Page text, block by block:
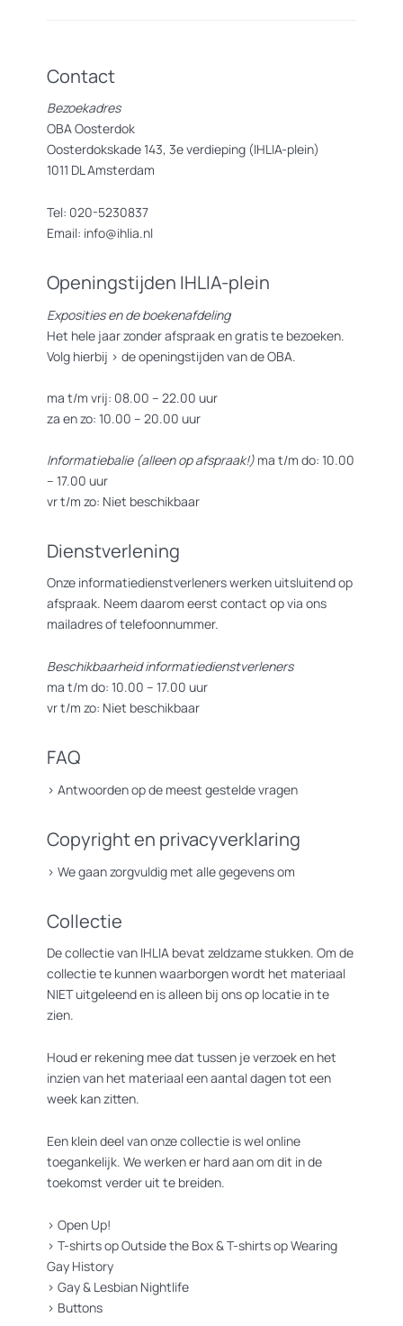
Contact
Bezoekadres
OBA Oosterdok
Oosterdokskade 143, 3e verdieping (IHLIA-plein)
1011 DL Amsterdam
Tel: 020-5230837
Email: info@ihlia.nl
Openingstijden IHLIA-plein
Exposities en de boekenafdeling
Het hele jaar zonder afspraak en gratis te bezoeken.
Volg hierbij > de openingstijden van de OBA.
ma t/m vrij: 08.00 – 22.00 uur
za en zo: 10.00 – 20.00 uur
Informatiebalie (alleen op afspraak!) ma t/m do: 10.00
– 17.00 uur
vr t/m zo: Niet beschikbaar
Dienstverlening
Onze informatiedienstverleners werken uitsluitend op
afspraak. Neem daarom eerst contact op via ons
mailadres of telefoonnummer.
Beschikbaarheid informatiedienstverleners
ma t/m do: 10.00 – 17.00 uur
vr t/m zo: Niet beschikbaar
FAQ
> Antwoorden op de meest gestelde vragen
Copyright en privacyverklaring
> We gaan zorgvuldig met alle gegevens om
Collectie
De collectie van IHLIA bevat zeldzame stukken. Om de
collectie te kunnen waarborgen wordt het materiaal
NIET uitgeleend en is alleen bij ons op locatie in te
zien.
Houd er rekening mee dat tussen je verzoek en het
inzien van het materiaal een aantal dagen tot een
week kan zitten.
Een klein deel van onze collectie is wel online
toegankelijk. We werken er hard aan om dit in de
toekomst verder uit te breiden.
> Open Up!
> T-shirts op Outside the Box&T-shirts op Wearing
Gay History
> Gay & Lesbian Nightlife
> Buttons